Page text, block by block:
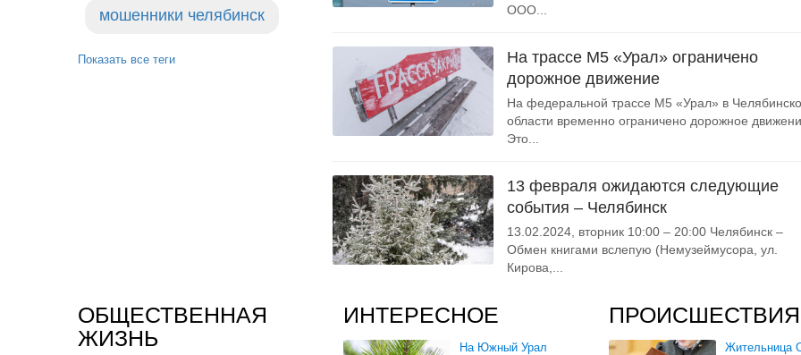
мошенники челябинск
Показать все теги
ООО...
На трассе М5 «Урал» ограничено
дорожное движение
На федеральной трассе М5 «Урал» в
области временно ограничено дорожное
Это...
13 февраля ожидаются следующие
события – Челябинск
13.02.2024, вторник 10:00 – 20:00 Челябинск –
Обмен книгами вслепую (Немузеймусора, ул.
Кирова,...
ОБЩЕСТВЕННАЯ
ЖИЗНЬ
ИНТЕРЕСНОЕ
На Южный Урал
ПРОИСШЕСТВИЯ
Жительница